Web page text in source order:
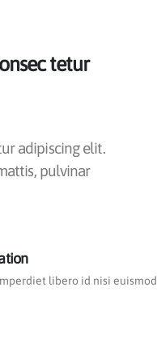
tetur
adipiscing elit.
pulvinar
libero id nisi euismod